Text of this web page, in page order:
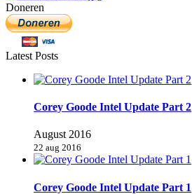
Doneren
Latest Posts
Corey Goode Intel Update Part 2
August 2016
22 aug 2016
Corey Goode Intel Update Part 1